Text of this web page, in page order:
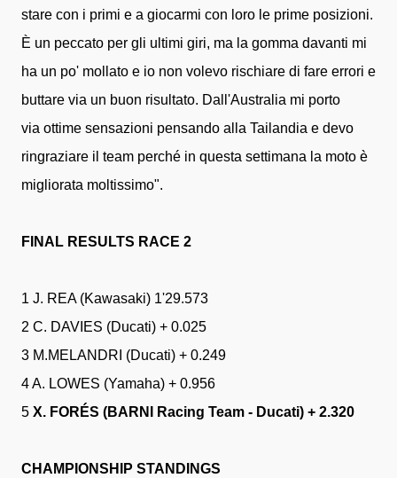
stare con i primi e a giocarmi con loro le prime posizioni.
È un peccato per gli ultimi giri, ma la gomma davanti mi
ha un po' mollato e io non volevo rischiare di fare errori e
buttare via un buon risultato. Dall'Australia mi porto
via ottime sensazioni pensando alla Tailandia e devo
ringraziare il team perché in questa settimana la moto è
migliorata moltissimo".
FINAL RESULTS RACE 2
1 J. REA (Kawasaki) 1'29.573
2 C. DAVIES (Ducati) + 0.025
3 M.MELANDRI (Ducati) + 0.249
4 A. LOWES (Yamaha) + 0.956
5 X. FORÉS (BARNI Racing Team - Ducati) + 2.320
CHAMPIONSHIP STANDINGS